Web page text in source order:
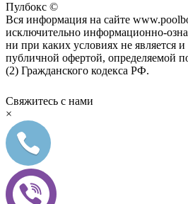
Пулбокс ©
Вся информация на сайте
исключительно информационно-
ни при каких условиях не является
публичной офертой, определяемой
(2) Гражданского кодекса РФ.
Свяжитесь с нами
×